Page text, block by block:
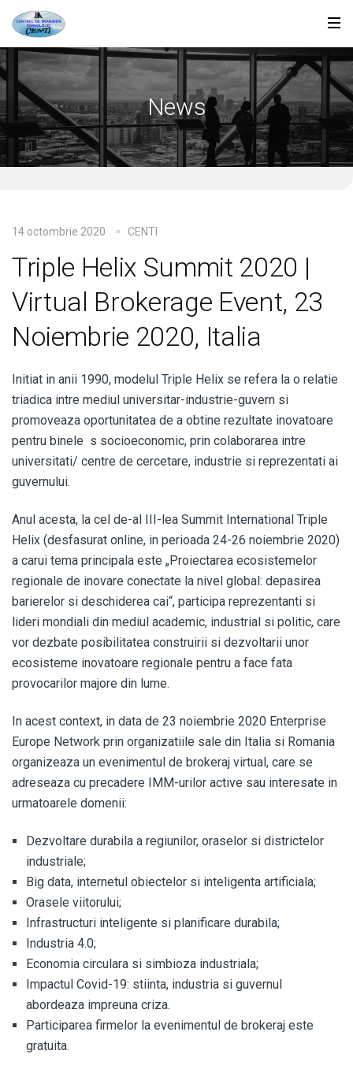
News
14 octombrie 2020 CENTI
Triple Helix Summit 2020 |
Virtual Brokerage Event, 23
Noiembrie 2020, Italia
Initiat in anii 1990, modelul Triple Helix se refera la o relatie
triadica intre mediul universitar-industrie-guvern si
promoveaza oportunitatea de a obtine rezultate inovatoare
pentru binele s socioeconomic, prin colaborarea intre
universitati/ centre de cercetare, industrie si reprezentati ai
guvernului.
Anul acesta, la cel de-al III-lea Summit International Triple
Helix (desfasurat online, in perioada 24-26 noiembrie 2020)
a carui tema principala este „Proiectarea ecosistemelor
regionale de inovare conectate la nivel global: depasirea
barierelor si deschiderea cai“, participa reprezentanti si
lideri mondiali din mediul academic, industrial si politic, care
vor dezbate posibilitatea construirii si dezvoltarii unor
ecosisteme inovatoare regionale pentru a face fata
provocarilor majore din lume.
In acest context, in data de 23 noiembrie 2020 Enterprise
Europe Network prin organizatiile sale din Italia si Romania
organizeaza un evenimentul de brokeraj virtual, care se
adreseaza cu precadere IMM-urilor active sau interesate in
urmatoarele domenii:
Dezvoltare durabila a regiunilor, oraselor si districtelor
industriale;
Big data, internetul obiectelor si inteligenta artificiala;
Orasele viitorului;
Infrastructuri inteligente si planificare durabila;
Industria 4.0;
Economia circulara si simbioza industriala;
Impactul Covid-19: stiinta, industria si guvernul
abordeaza impreuna criza.
Participarea firmelor la evenimentul de brokeraj este
gratuita.